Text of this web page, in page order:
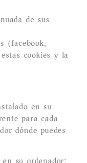
de sus
(facebook,
cookies y la
en su
para cada
dónde puedes